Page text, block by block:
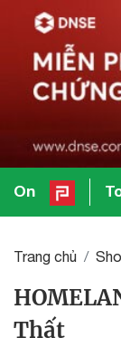
On
Trang chủ
Thất